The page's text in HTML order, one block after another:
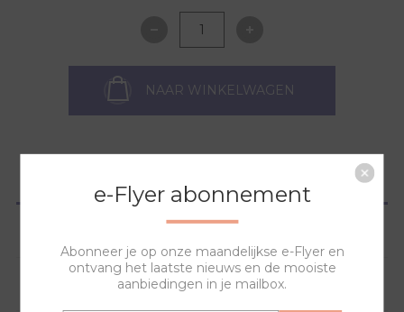
NAAR WINKELWAGEN
HOE WERKT HET?
e-Flyer abonnement
Abonneer je op onze maandelijkse e-Flyer en
ontvang het laatste nieuws en de mooiste
aanbiedingen in je mailbox.